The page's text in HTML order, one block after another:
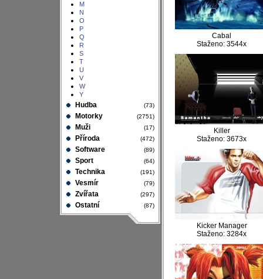
M
N
O
P
Q
R
S
T
U
V
W
Y
Hudba (73)
Motorky (2751)
Muži (17)
Příroda (472)
Software (89)
Sport (64)
Technika (191)
Vesmír (79)
Zvířata (297)
Ostatní (87)
Cabal
Staženo: 3544x
Killer
Staženo: 3673x
Kicker Manager
Staženo: 3284x